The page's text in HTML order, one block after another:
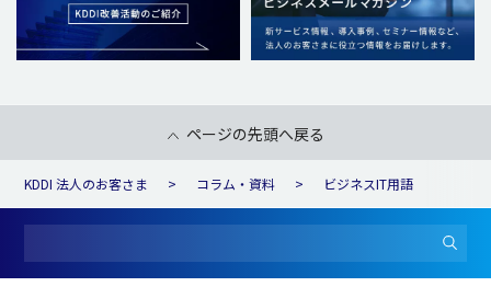
ページの先頭へ戻る
KDDI 法人のお客さま コラム・資料 ビジネスIT用語